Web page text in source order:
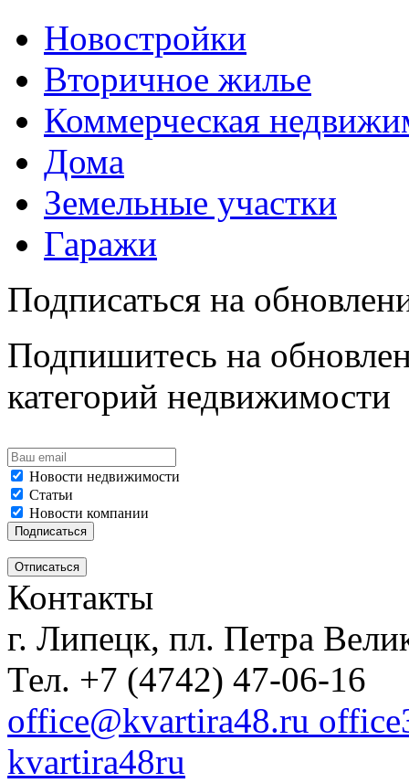
Новостройки
Вторичное жилье
Коммерческая
Дома
Земельные участки
Гаражи
Подписаться на
Подпишитесь на
категорий недвижимости
Новости недвижимости
Статьи
Новости компании
Контакты
г. Липецк, пл. Петра
Тел. +7 (4742) 47-06-16
office@kvartira48.ru
kvartira48ru